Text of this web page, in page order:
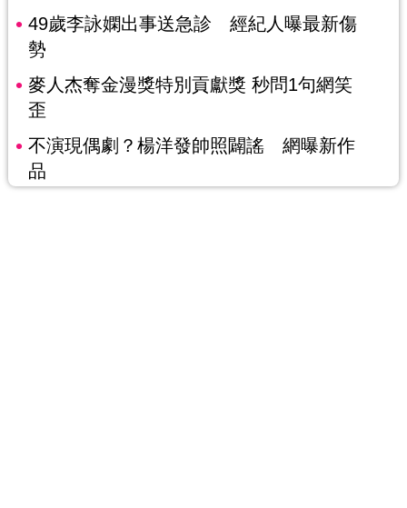
49歲李詠嫻出事送急診 經紀人曝最新傷
勢
麥人杰奪金漫獎特別貢獻獎 秒問1句網笑
歪
不演現偶劇？楊洋發帥照闢謠 網曝新作
品